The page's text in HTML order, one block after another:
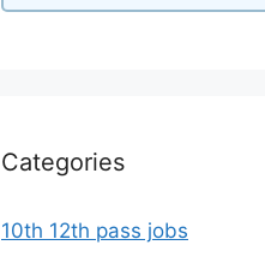
Categories
10th 12th pass jobs